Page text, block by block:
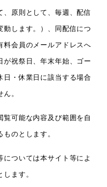
、原則として、毎週、配信
動します。）、同配信につ
料会員のメールアドレスへ
が祝祭日、年末年始、ゴー
日・休業日に該当する場合
。
覧可能な内容及び範囲を自
のとします。
ついては本サイト等によ
ます。